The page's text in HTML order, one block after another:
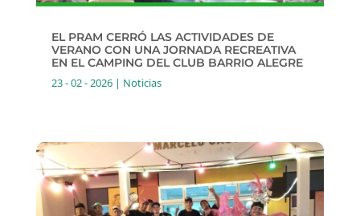
EL PRAM CERRÓ LAS ACTIVIDADES DE
VERANO CON UNA JORNADA RECREATIVA
EN EL CAMPING DEL CLUB BARRIO ALEGRE
23 - 02 - 2026| Noticias